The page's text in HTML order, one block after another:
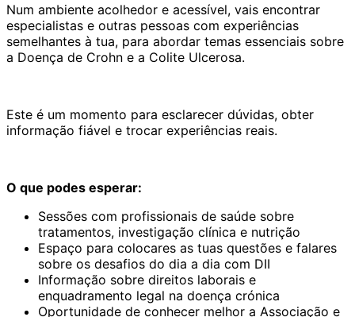
Num ambiente acolhedor e acessível, vais encontrar
especialistas e outras pessoas com experiências
semelhantes à tua, para abordar temas essenciais sobre
a Doença de Crohn e a Colite Ulcerosa.
Este é um momento para esclarecer dúvidas, obter
informação fiável e trocar experiências reais.
O que podes esperar:
Sessões com profissionais de saúde sobre
tratamentos, investigação clínica e nutrição
Espaço para colocares as tuas questões e falares
sobre os desafios do dia a dia com DII
Informação sobre direitos laborais e
enquadramento legal na doença crónica
Oportunidade de conhecer melhor a Associação e